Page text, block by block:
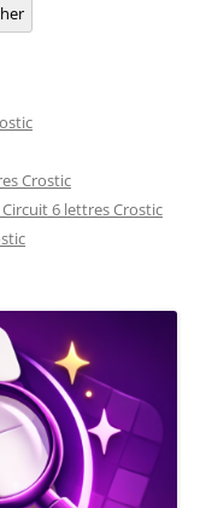
Crostic
6 lettres Crostic